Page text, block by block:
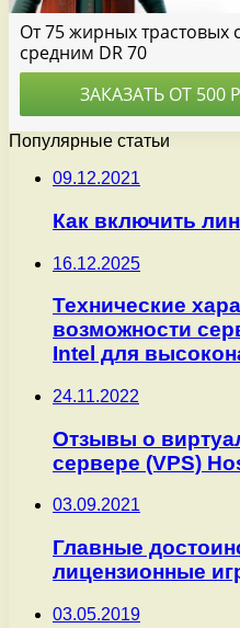
Популярные статьи
09.12.2021
Как включить
16.12.2025
Технические
возможности
Intel для
24.11.2022
Отзывы о
сервере (VPS)
03.09.2021
Главные
лицензионные
03.05.2019